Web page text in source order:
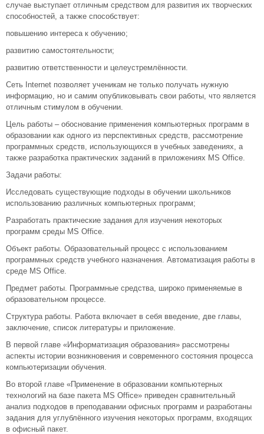
случае выступает отличным средством для развития их творческих
способностей, а также способствует:
повышению интереса к обучению;
развитию самостоятельности;
развитию ответственности и целеустремлённости.
Сеть Internet позволяет ученикам не только получать нужную
информацию, но и самим опубликовывать свои работы, что является
отличным стимулом в обучении.
Цель работы – обоснование применения компьютерных программ в
образовании как одного из перспективных средств, рассмотрение
программных средств, использующихся в учебных заведениях, а
также разработка практических заданий в приложениях MS Office.
Задачи работы:
Исследовать существующие подходы в обучении школьников
использованию различных компьютерных программ;
Разработать практические задания для изучения некоторых
программ среды MS Office.
Объект работы. Образовательный процесс с использованием
программных средств учебного назначения. Автоматизация работы в
среде MS Office.
Предмет работы. Программные средства, широко применяемые в
образовательном процессе.
Структура работы. Работа включает в себя введение, две главы,
заключение, список литературы и приложение.
В первой главе «Информатизация образования» рассмотрены
аспекты истории возникновения и современного состояния процесса
компьютеризации обучения.
Во второй главе «Применение в образовании компьютерных
технологий на базе пакета MS Office» приведен сравнительный
анализ подходов в преподавании офисных программ и разработаны
задания для углублённого изучения некоторых программ, входящих
в офисный пакет.